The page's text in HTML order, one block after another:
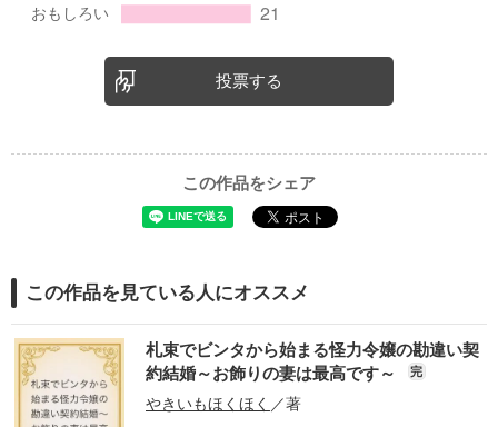
投票する
この作品をシェア
この作品を見ている人にオススメ
札束でビンタから始まる怪力令嬢の勘違い契
約結婚～お飾りの妻は最高です～
完
やきいもほくほく ／著